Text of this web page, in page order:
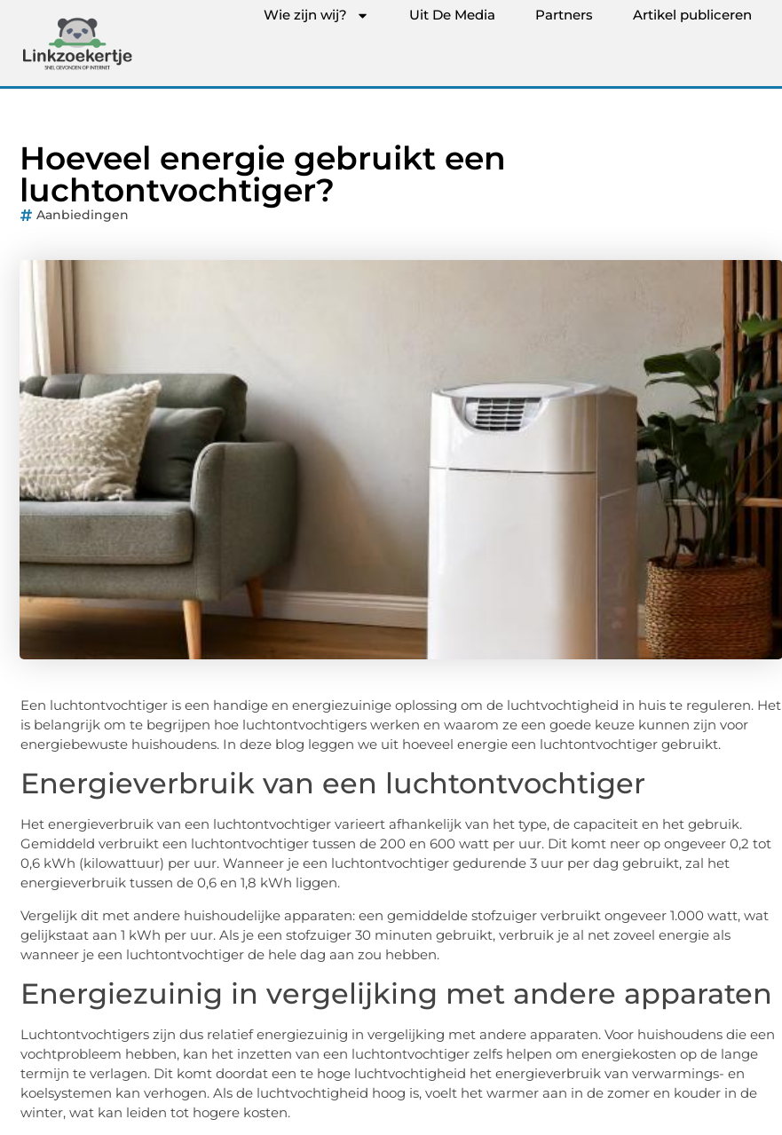
Wie zijn wij? Uit De Media Partners Artikel publiceren
Hoeveel energie gebruikt een
luchtontvochtiger?
Aanbiedingen
Een luchtontvochtiger is een handige en energiezuinige oplossing om de luchtvochtigheid in huis te reguleren. Het
is belangrijk om te begrijpen hoe luchtontvochtigers werken en waarom ze een goede keuze kunnen zijn voor
energiebewuste huishoudens. In deze blog leggen we uit hoeveel energie een luchtontvochtiger gebruikt.
Energieverbruik van een luchtontvochtiger
Het energieverbruik van een luchtontvochtiger varieert afhankelijk van het type, de capaciteit en het gebruik.
Gemiddeld verbruikt een luchtontvochtiger tussen de 200 en 600 watt per uur. Dit komt neer op ongeveer 0,2 tot
0,6 kWh (kilowattuur) per uur. Wanneer je een luchtontvochtiger gedurende 3 uur per dag gebruikt, zal het
energieverbruik tussen de 0,6 en 1,8 kWh liggen.
Vergelijk dit met andere huishoudelijke apparaten: een gemiddelde stofzuiger verbruikt ongeveer 1.000 watt, wat
gelijkstaat aan 1 kWh per uur. Als je een stofzuiger 30 minuten gebruikt, verbruik je al net zoveel energie als
wanneer je een luchtontvochtiger de hele dag aan zou hebben.
Energiezuinig in vergelijking met andere apparaten
Luchtontvochtigers zijn dus relatief energiezuinig in vergelijking met andere apparaten. Voor huishoudens die een
vochtprobleem hebben, kan het inzetten van een luchtontvochtiger zelfs helpen om energiekosten op de lange
termijn te verlagen. Dit komt doordat een te hoge luchtvochtigheid het energieverbruik van verwarmings- en
koelsystemen kan verhogen. Als de luchtvochtigheid hoog is, voelt het warmer aan in de zomer en kouder in de
winter, wat kan leiden tot hogere kosten.